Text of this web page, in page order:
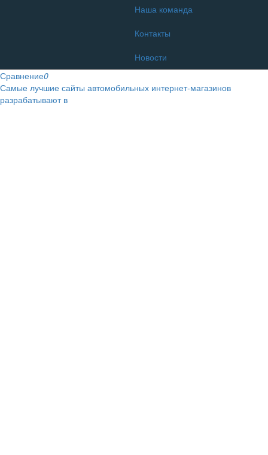
Наша команда
Контакты
Новости
Сравнение0
Самые лучшие сайты автомобильных интернет-магазинов
разрабатывают в